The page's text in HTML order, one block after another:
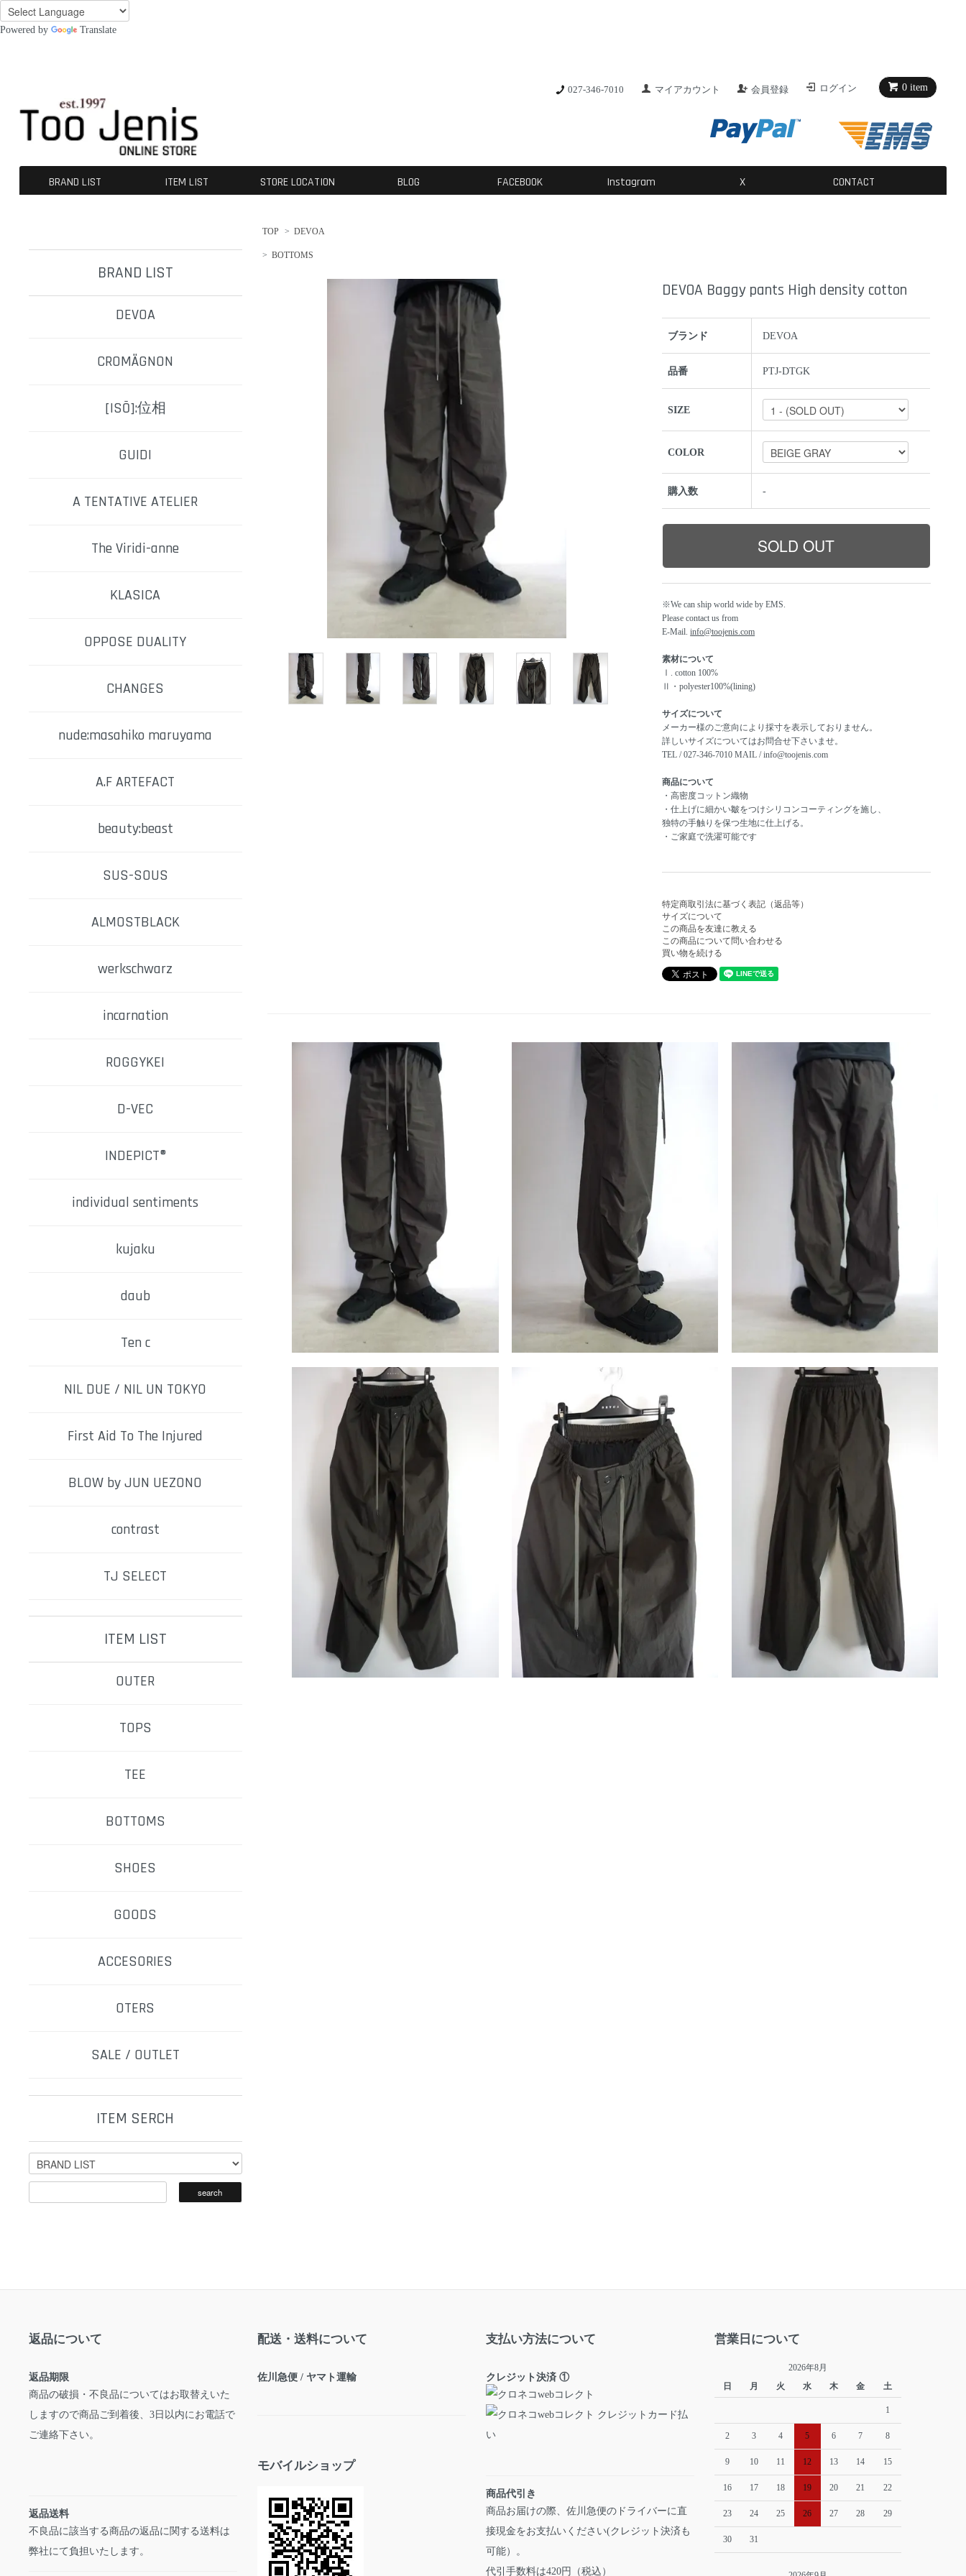
Powered by Translate
0 item
027-346-7010 マイアカウント 会員登録 ログイン
BRAND LIST
ITEM LIST
STORE LOCATION BLOG FACEBOOK Instagram X CONTACT
TOP > DEVOA
> BOTTOMS
DEVOA Baggy pants High density cotton
ブランド DEVOA
品番 PTJ-DTGK
SIZE
COLOR
購入数 -
※We can ship world wide by EMS.
Please contact us from
E-Mail.info@toojenis.com
素材について
Ⅰ. cotton 100%
Ⅱ・polyester100%(lining)
サイズについて
メーカー様のご意向により採寸を表示しておりません。
詳しいサイズについてはお問合せ下さいませ。
TEL / 027-346-7010 MAIL / info@toojenis.com
商品について
・高密度コットン織物
・仕上げに細かい皺をつけシリコンコーティングを施し、
独特の手触りを保つ生地に仕上げる。
・ご家庭で洗濯可能です
特定商取引法に基づく表記（返品等）
サイズについて
この商品を友達に教える
この商品について問い合わせる
買い物を続ける
BRAND LIST
DEVOA
CROMÄGNON
[ISŌ]:位相
GUIDI
A TENTATIVE ATELIER
The Viridi-anne
KLASICA
OPPOSE DUALITY
CHANGES
nude:masahiko maruyama
A.F ARTEFACT
beauty:beast
SUS-SOUS
ALMOSTBLACK
werkschwarz
incarnation
ROGGYKEI
D-VEC
INDEPICT®
individual sentiments
kujaku
daub
Ten c
NIL DUE / NIL UN TOKYO
First Aid To The Injured
BLOW by JUN UEZONO
contrast
TJ SELECT
ITEM LIST
OUTER
TOPS
TEE
BOTTOMS
SHOES
GOODS
ACCESORIES
OTERS
SALE / OUTLET
ITEM SERCH
返品について
返品期限
商品の破損・不良品についてはお取替えいた
しますので商品ご到着後、3日以内にお電話で
ご連絡下さい。
返品送料
不良品に該当する商品の返品に関する送料は
弊社にて負担いたします。
配送・送料について
佐川急便 / ヤマト運輸
支払い方法について
クレジット決済 ①
商品代引き
商品お届けの際、佐川急便のドライバーに直
接現金をお支払いください(クレジット決済も
可能）。
代引手数料は420円（税込）
営業日について
2026年8月
日
月 火 水 木 金 土
1
2 3 4 5 6 7 8
9 10 11 12 13 14 15
16 17 18 19 20 21 22
23 24 25 26 27 28 29
30 31
モバイルショップ